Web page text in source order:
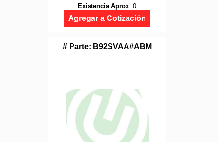
Existencia Aprox: 0
Agregar a Cotización
# Parte: B92SVAA#ABM